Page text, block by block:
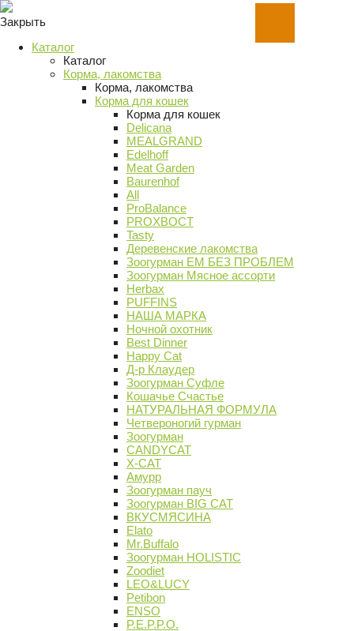
Закрыть
Каталог
Каталог
Корма, лакомства
Корма, лакомства
Корма для кошек
Корма для кошек
Delicana
MEALGRAND
Edelhoff
Meat Garden
Baurenhof
All
ProBalance
PROХВОСТ
Tasty
Деревенские лакомства
Зоогурман ЕМ БЕЗ ПРОБЛЕМ
Зоогурман Мясное ассорти
Herbax
PUFFINS
НАША МАРКА
Ночной охотник
Best Dinner
Happy Cat
Д-р Клаудер
Зоогурман Суфле
Кошачье Счастье
НАТУРАЛЬНАЯ ФОРМУЛА
Четвероногий гурман
Зоогурман
CANDYCAT
X-CAT
Амурр
Зоогурман пауч
Зоогурман BIG CAT
ВКУСМЯСИНА
Elato
Mr.Buffalo
Зоогурман HOLISTIC
Zoodiet
LEO&LUCY
Petibon
ENSO
P.E.P.P.O.